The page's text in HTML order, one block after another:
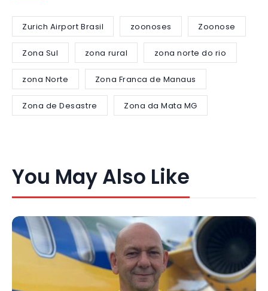
Zurich Airport Brasil zoonoses Zoonose
Zona Sul zona rural zona norte do rio
zona Norte Zona Franca de Manaus
Zona de Desastre Zona da Mata MG
You May Also Like